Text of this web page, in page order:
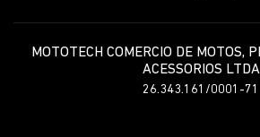
MOTOTECH COMERCIO DE MOTOS,
ACESSORIOS LTDA
26.343.161/0001-71